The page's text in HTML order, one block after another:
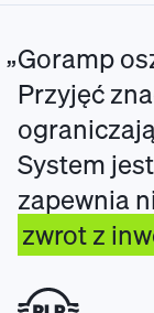
Goramp
Przyjęć
System
zapewnia
zwrot z